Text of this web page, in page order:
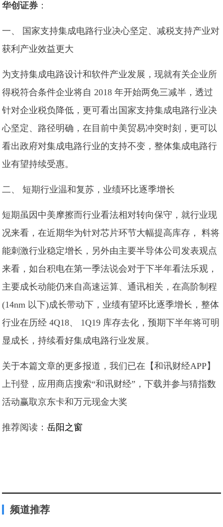
华创证券 ：
一、 国家支持集成电路行业决心坚定、减税支持产业对
获利产业效益更大
为支持集成电路设计和软件产业发展，现就有关企业所
得税符合条件企业将自 2018 年开始两免三减半，透过
针对企业税负降低，更可看出国家支持集成电路行业决
心坚定、路径明确，在目前中美贸易冲突时刻，更可以
看出政府对集成电路行业的支持不变，整体集成电路行
业有望持续受惠。
二、 短期行业温和复苏，业绩环比逐季增长
短期虽因中美摩擦而行业看法相对转向保守，就行业现
况来看，在近期华为针对芯片环节大幅提高库存， 料将
能刺激行业稳定增长，另外由主要半导体公司发表观点
来看，如台积电在第一季法说会对于下半年看法乐观，
主要成长动能仍来自高速运算、通讯相关，在高阶制程
(14nm 以下)成长带动下，业绩有望环比逐季增长，整体
行业在历经 4Q18、 1Q19 库存去化，预期下半年将可明
显成长，持续看好集成电路行业发展。
关于本篇文章的更多报道，我们已在【和讯财经APP】
上刊登，应用商店搜索“和讯财经”，下载并参与猜指数
活动赢取京东卡和万元现金大奖
推荐阅读：岳阳之窗
频道推荐